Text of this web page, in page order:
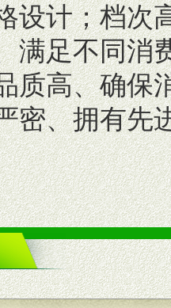
设计；档次
满足不同消
质高、确保
密、拥有先
格；建立全